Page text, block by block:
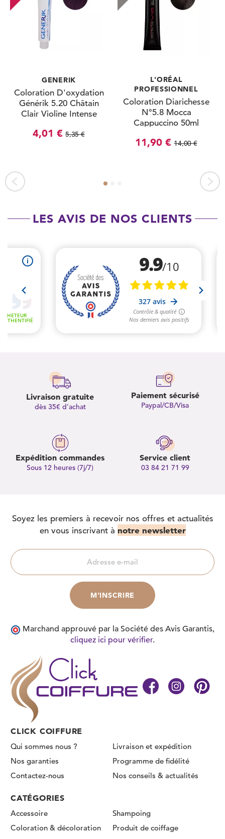
GENERIK
Coloration D'oxydation
Générik 5.20 Châtain
Clair Violine Intense
4,01 € 5,35 €
L'ORÉAL
PROFESSIONNEL
Coloration Diarichesse
N°5.8 Mocca
Cappuccino 50ml
11,90 € 14,00 €
LES AVIS DE NOS CLIENTS
Livraison gratuite
dès 35€ d’achat
Paiement sécurisé
Paypal/CB/Visa
Expédition commandes
Sous 12 heures (7j/7)
Service client
03 84 21 71 99
CLICK COIFFURE
Qui sommes nous ?
Livraison et expédition
Nos garanties
Programme de fidélité
Contactez-nous
Nos conseils & actualités
CATÉGORIES
Accessoire
Coloration & décoloration
Shampoing
Produit de coiffage
Soyez les premiers à recevoir nos offres et actualités
en vous inscrivant à notre newsletter
Marchand approuvé par la Société des Avis Garantis,
cliquez ici pour vérifier.